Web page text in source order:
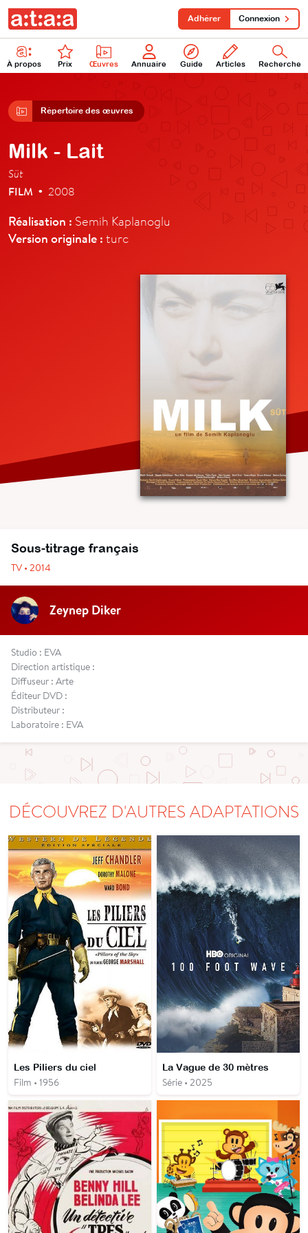
À propos Prix Œuvres Annuaire Guide Articles Recherche
Adhérer Connexion
Répertoire des œuvres
Milk - Lait
Süt
FILM • 2008
Réalisation : Semih Kaplanoglu
Version originale : turc
Sous-titrage français
TV • 2014
Zeynep Diker
Studio : EVA
Direction artistique :
Diffuseur : Arte
Éditeur DVD :
Distributeur :
Laboratoire : EVA
DÉCOUVREZ D'AUTRES ADAPTATIONS
Les Piliers du ciel
Film • 1956
La Vague de 30 mètres
Série • 2025